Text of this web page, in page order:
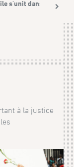
s'unit dans la
à la justice